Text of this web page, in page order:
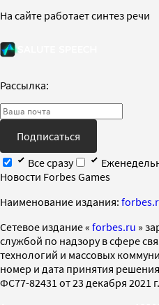
На сайте работает синтез речи
Рассылка:
Подписаться
Все сразу
Новости Forbes Games
Наименование издания:
Cетевое издание « forbes.ru »
службой по надзору в сфере
технологий и массовых
номер и дата принятия
ФС77-82431 от 23 декабря 2021 г.